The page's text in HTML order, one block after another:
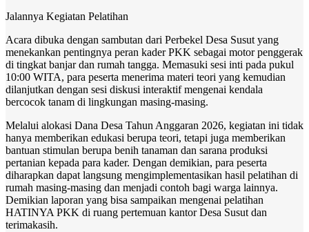
Jalannya Kegiatan Pelatihan
Acara dibuka dengan sambutan dari Perbekel Desa Susut yang
menekankan pentingnya peran kader PKK sebagai motor penggerak
di tingkat banjar dan rumah tangga. Memasuki sesi inti pada pukul
10:00 WITA, para peserta menerima materi teori yang kemudian
dilanjutkan dengan sesi diskusi interaktif mengenai kendala
bercocok tanam di lingkungan masing-masing.
Melalui alokasi Dana Desa Tahun Anggaran 2026, kegiatan ini tidak
hanya memberikan edukasi berupa teori, tetapi juga memberikan
bantuan stimulan berupa benih tanaman dan sarana produksi
pertanian kepada para kader. Dengan demikian, para peserta
diharapkan dapat langsung mengimplementasikan hasil pelatihan di
rumah masing-masing dan menjadi contoh bagi warga lainnya.
Demikian laporan yang bisa sampaikan mengenai pelatihan
HATINYA PKK di ruang pertemuan kantor Desa Susut dan
terimakasih.